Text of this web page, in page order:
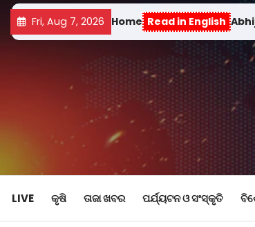
Fri, Aug 7, 2026 Home Read in English
LIVE କୃଷି ତାଜା ଖବର ପର୍ଯ୍ୟଟନ ଓ ସଂସ୍କୃତି